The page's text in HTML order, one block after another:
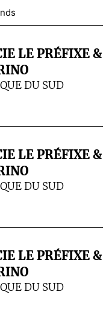
LE PRÉFIXE &
DU SUD
LE PRÉFIXE &
DU SUD
LE PRÉFIXE &
DU SUD